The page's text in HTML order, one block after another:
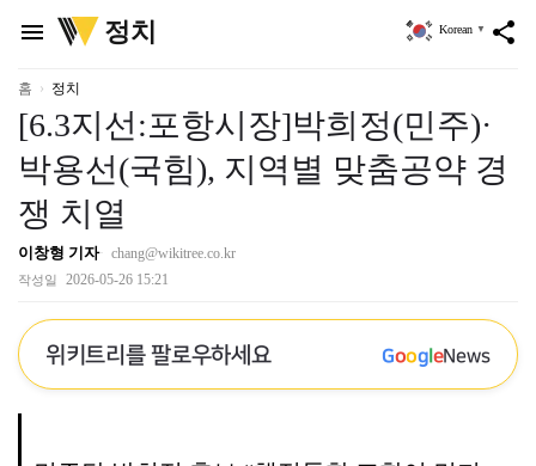
menu
위
키
정치 share
Korean ▼
홈 정치
[6.3지선:포항시장]박희정(민주)·
박용선(국힘), 지역별 맞춤공약 경
쟁 치열
이창형 기자 chang@wikitree.co.kr
작성일 2026-05-26 15:21
위키트리를 팔로우하세요 GoogleNews